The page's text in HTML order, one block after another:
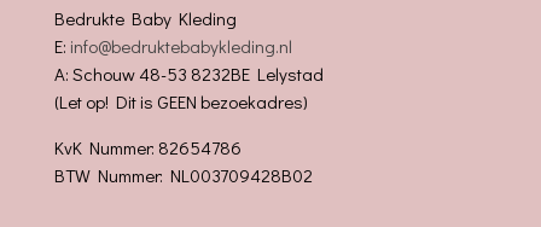
Bedrukte Baby Kleding
E: info@bedruktebabykleding.nl
A: Schouw 48-53 8232BE Lelystad
(Let op! Dit is GEEN bezoekadres)
KvK Nummer: 82654786
BTW Nummer: NL003709428B02